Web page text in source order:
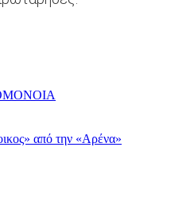
από την «Αρένα»